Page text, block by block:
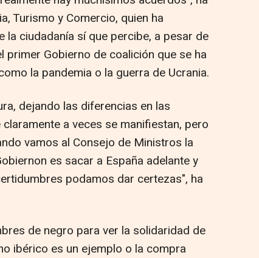
Turismo y Comercio, quien ha
ciudadanía sí que percibe, a pesar de
primer Gobierno de coalición que se ha
la pandemia o la guerra de Ucrania.
dejando las diferencias en las
a veces se manifiestan, pero
vamos al Consejo de Ministros la
es sacar a España adelante y
podamos dar certezas", ha
de negro para ver la solidaridad de
ibérico es un ejemplo o la compra